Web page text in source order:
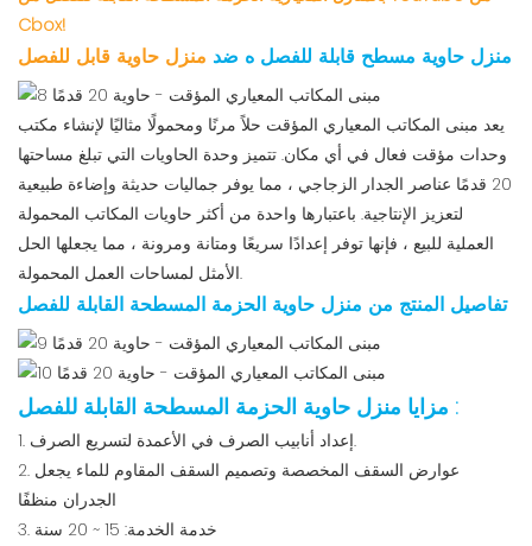
Cbox!
منزل حاوية مسطح قابلة للفصل ه ضد منزل حاوية قابل للفصل
يعد مبنى المكاتب المعياري المؤقت حلاً مرنًا ومحمولًا مثاليًا لإنشاء مكتب
وحدات مؤقت فعال في أي مكان. تتميز وحدة الحاويات التي تبلغ مساحتها
20 قدمًا عناصر الجدار الزجاجي ، مما يوفر جماليات حديثة وإضاءة طبيعية
لتعزيز الإنتاجية. باعتبارها واحدة من أكثر حاويات المكاتب المحمولة
العملية للبيع ، فإنها توفر إعدادًا سريعًا ومتانة ومرونة ، مما يجعلها الحل
الأمثل لمساحات العمل المحمولة.
تفاصيل المنتج من منزل حاوية الحزمة المسطحة القابلة للفصل
:
1. إعداد أنابيب الصرف في الأعمدة لتسريع الصرف.
2. عوارض السقف المخصصة وتصميم السقف المقاوم للماء يجعل
الجدران منظفًا
3. خدمة الخدمة: 15 ~ 20 سنة